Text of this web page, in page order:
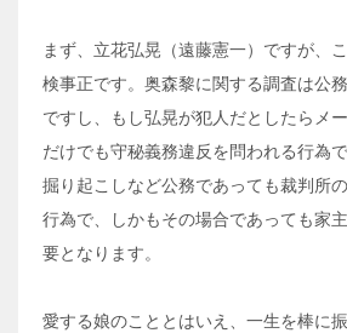
まず、立花弘晃（遠藤憲一）ですが、
検事正です。奥森黎に関する調査は公
ですし、もし弘晃が犯人だとしたらメ
だけでも守秘義務違反を問われる行為
掘り起こしなど公務であっても裁判所
行為で、しかもその場合であっても家
要となります。
愛する娘のこととはいえ、一生を棒に